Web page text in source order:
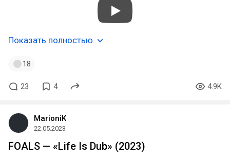
Показать полностью
18
23 4 4.9K
MarioniK
22.05.2023
FOALS — «Life Is Dub» (2023)